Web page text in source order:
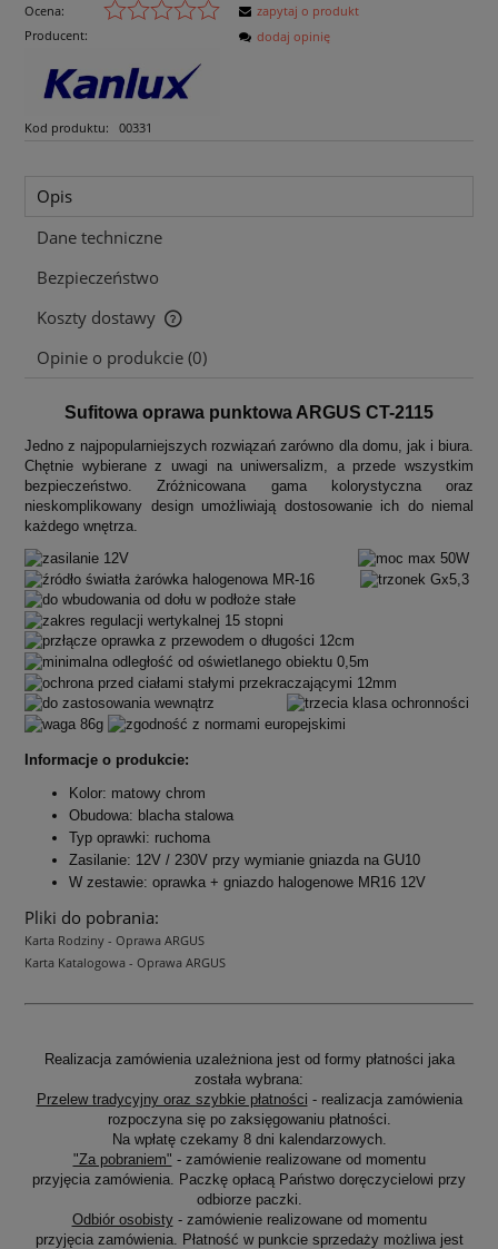
Ocena:
Producent:
Kod produktu: 00331
zapytaj o produkt
dodaj opinię
Opis
Dane techniczne
Bezpieczeństwo
Koszty dostawy
Cena nie zawiera ewentualnych kosztów płatności
Opinie o produkcie (0)
Sufitowa oprawa punktowa ARGUS CT-2115
Jedno z najpopularniejszych rozwiązań zarówno dla domu, jak i biura.
Chętnie wybierane z uwagi na uniwersalizm, a przede wszystkim
bezpieczeństwo. Zróżnicowana gama kolorystyczna oraz
nieskomplikowany design umożliwiają dostosowanie ich do niemal
każdego wnętrza.
Informacje o produkcie:
Kolor: matowy chrom
Obudowa: blacha stalowa
Typ oprawki: ruchoma
Zasilanie: 12V / 230V przy wymianie gniazda na GU10
W zestawie: oprawka + gniazdo halogenowe MR16 12V
Pliki do pobrania:
Karta Rodziny - Oprawa ARGUS
Karta Katalogowa - Oprawa ARGUS
Realizacja zamówienia uzależniona jest od formy płatności jaka
została wybrana:
Przelew tradycyjny oraz szybkie płatności - realizacja zamówienia
rozpoczyna się po zaksięgowaniu płatności.
Na wpłatę czekamy 8 dni kalendarzowych.
"Za pobraniem" - zamówienie realizowane od momentu
przyjęcia zamówienia. Paczkę opłacą Państwo doręczycielowi przy
odbiorze paczki.
Odbiór osobisty- zamówienie realizowane od momentu
przyjęcia zamówienia. Płatność w punkcie sprzedaży możliwa jest